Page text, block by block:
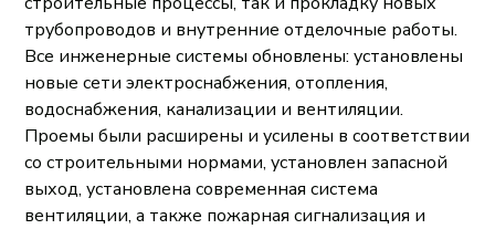
трубопроводов и внутренние отделочные работы.
Все инженерные системы обновлены: установлены
новые сети электроснабжения, отопления,
водоснабжения, канализации и вентиляции.
Проемы были расширены и усилены в соответствии
со строительными нормами, установлен запасной
выход, установлена современная система
вентиляции, а также пожарная сигнализация и